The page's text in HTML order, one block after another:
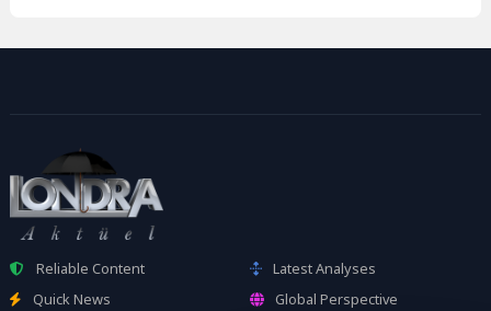
Reliable Content
Latest Analyses
Quick News
Global Perspective